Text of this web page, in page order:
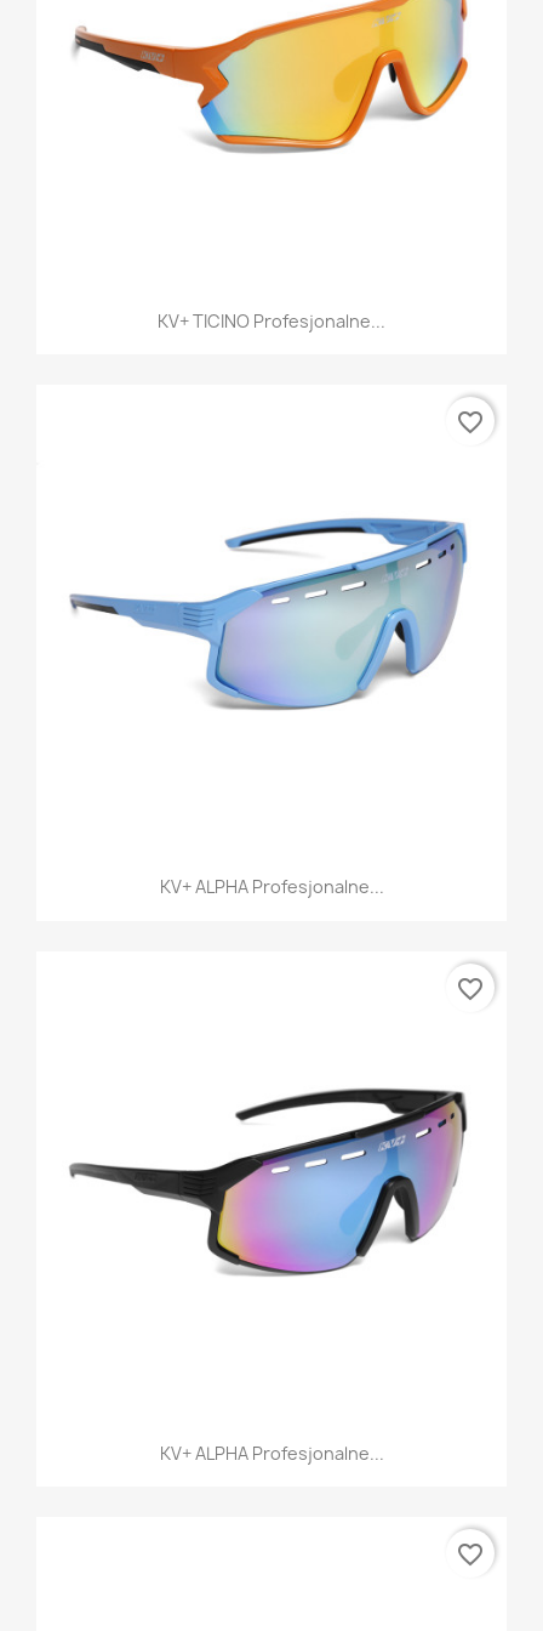
KV+ TICINO Profesjonalne...
KV+ ALPHA Profesjonalne...
favorite_border
KV+ ALPHA Profesjonalne...
favorite_border
favorite_border